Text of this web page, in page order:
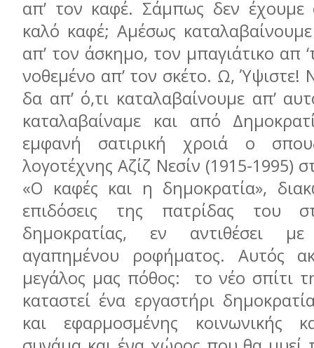
απ’ τον καφέ. Σάμπως δεν έχουμε
καλό καφέ; Αμέσως
απ’ τον άσκημο, τον μπαγιάτικο απ
νοθεμένο απ’ τον σκέτο. Ω, Ύψιστε!
δα απ’ ό,τι καταλαβαίνουμε απ’
καταλαβαίναμε και από
εμφανή σατιρική χροιά ο
λογοτέχνης Αζίζ Νεσίν (1915-1995)
«Ο καφές και η δημοκρατία»,
επιδόσεις της πατρίδας του
δημοκρατίας, εν αντιθέσει
αγαπημένου ροφήματος. Αυτός
μεγάλος μας πόθος: το νέο σπίτι
καταστεί ένα εργαστήρι
και εφαρμοσμένης κοινωνικής